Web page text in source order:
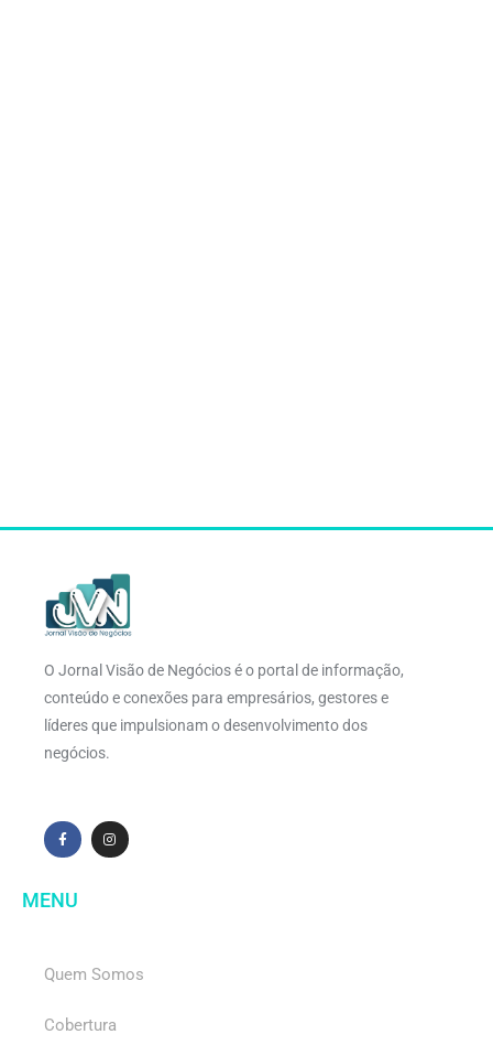
O Jornal Visão de Negócios é o portal de informação,
conteúdo e conexões para empresários, gestores e
líderes que impulsionam o desenvolvimento dos
negócios.
MENU
Quem Somos
Cobertura